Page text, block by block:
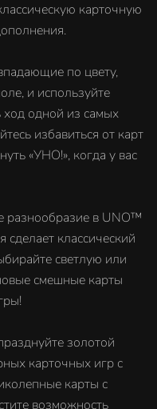
карточную
по цвету,
и используйте
ход одной из самых
избавиться от карт
«УНО!», когда у вас
разнообразие в UNO™
сделает классический
светлую или
смешные карты
золотой
карточных игр с
карты с
возможность